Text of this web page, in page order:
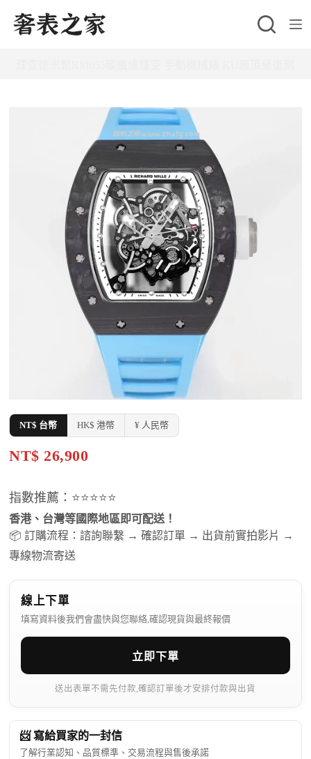
跳
至
NT$ 台幣 HK$ 港幣 ¥ 人民幣
NT$ 26,900
指數推薦：⭐⭐⭐⭐⭐
香港、台灣等國際地區即可配送！
📦 訂購流程：諮詢聯繫 → 確認訂單 → 出貨前實拍影片 →
專線物流寄送
線上下單
填寫資料後我們會盡快與您聯絡,確認現貨與最終報價
立即下單
送出表單不需先付款,確認訂單後才安排付款與出貨
📨 寫給買家的一封信
了解行業認知、品質標準、交易流程與售後承諾